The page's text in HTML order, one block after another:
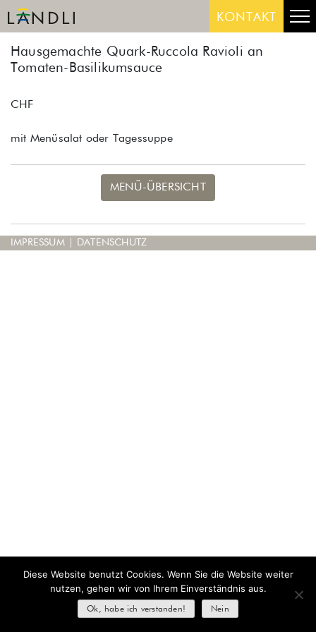
Skip
to
KONTAKT
Hausgemachte Quark-Ruccola Ravioli an
Tomaten-Basilikumsauce
CHF
mit Menüsalat oder Tagessuppe
MENÜ-ÜBERSICHT
IMPRESSUM DATENSCHUTZ
Diese Website benutzt Cookies. Wenn Sie die Website weiter
nutzen, gehen wir von Ihrem Einverständnis aus.
Ok, habe ich verstanden! Nein